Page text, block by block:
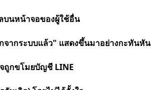
บนหน้าจอของผู้ใช้อื่น
ากระบบแล้ว" แสดงขึ้นมาอย่างกะทันหัน
ถูกขโมยบัญชี LINE